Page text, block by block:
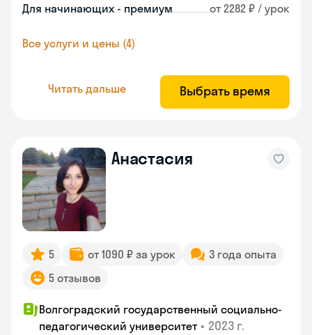
Для начинающих - премиум от 2282 ₽ / урок
Все услуги и цены (4)
Читать дальше Выбрать время
Анастасия
5 от 1090 ₽ за урок
3 года опыта
5 отзывов
Волгоградский государственный социально-
педагогический университет • 2023 г.